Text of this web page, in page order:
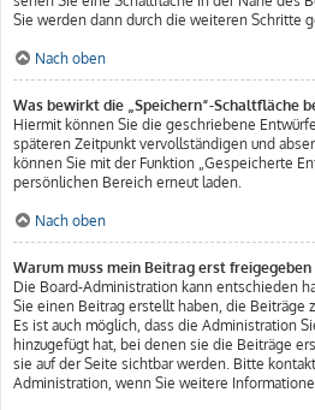
Sie werden dann durch die weiteren Schritte
Nach oben
Was bewirkt die „Speichern“-Schaltfläche
Hiermit können Sie die geschriebene
späteren Zeitpunkt vervollständigen und
können Sie mit der Funktion „Gespeicherte
persönlichen Bereich erneut laden.
Nach oben
Warum muss mein Beitrag erst freigegeben
Die Board-Administration kann entschieden
Sie einen Beitrag erstellt haben, die Beiträge
Es ist auch möglich, dass die Administration
hinzugefügt hat, bei denen sie die Beiträge
sie auf der Seite sichtbar werden. Bitte
Administration, wenn Sie weitere